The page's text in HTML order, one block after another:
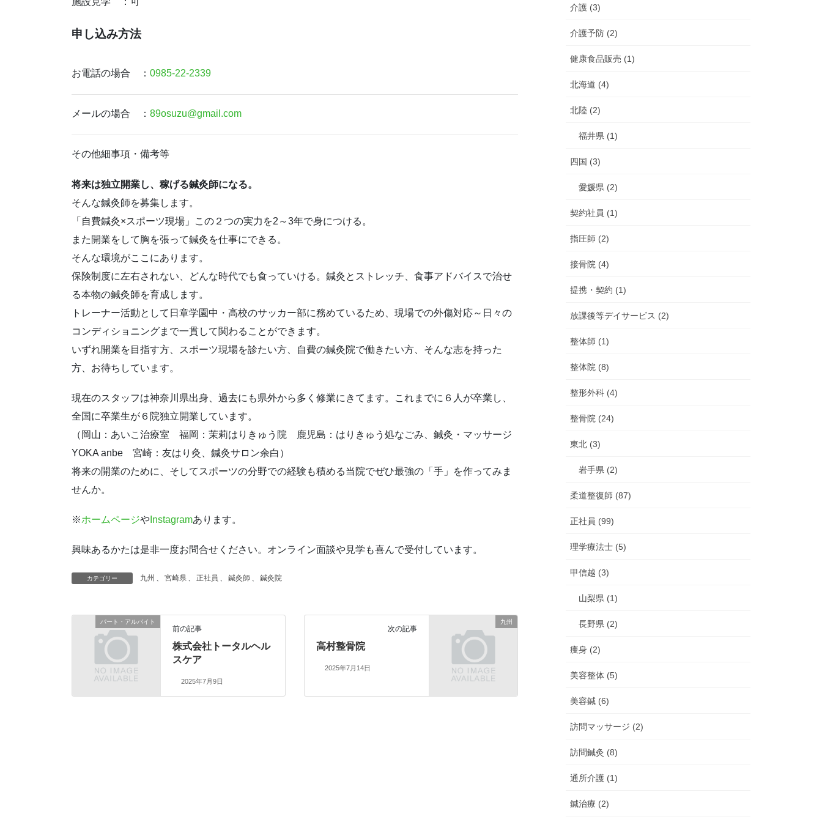
申し込み方法
お電話の場合 ： 0985-22-2339
メールの場合 ： 89osuzu@gmail.com
その他細事項・備考等
将来は独立開業し、稼げる鍼灸師になる。
そんな鍼灸師を募集します。
「自費鍼灸×スポーツ現場」この２つの実力を2～3年で身につける。
また開業をして胸を張って鍼灸を仕事にできる。
そんな環境がここにあります。
保険制度に左右されない、どんな時代でも食っていける。鍼灸とストレッチ、食事アドバイスで治せ
る本物の鍼灸師を育成します。
トレーナー活動として日章学園中・高校のサッカー部に務めているため、現場での外傷対応～日々の
コンディショニングまで一貫して関わることができます。
いずれ開業を目指す方、スポーツ現場を診たい方、自費の鍼灸院で働きたい方、そんな志を持った
方、お待ちしています。
現在のスタッフは神奈川県出身、過去にも県外から多く修業にきてます。これまでに６人が卒業し、
全国に卒業生が６院独立開業しています。
（岡山：あいこ治療室 福岡：茉莉はりきゅう院 鹿児島：はりきゅう処なごみ、鍼灸・マッサージ
YOKA anbe 宮崎：友はり灸、鍼灸サロン余白）
将来の開業のために、そしてスポーツの分野での経験も積める当院でぜひ最強の「手」を作ってみま
せんか。
※ホームページや Instagramあります。
興味あるかたは是非一度お問合せください。オンライン面談や見学も喜んで受付しています。
カテゴリー 九州 、 宮崎県 、 正社員 、 鍼灸師 、 鍼灸院
パート・アルバイト
前の記事
株式会社トータルヘル
スケア
2025年7月9日
九州
次の記事
高村整骨院
2025年7月14日
介護 (3)
介護予防 (2)
健康食品販売 (1)
北海道 (4)
北陸 (2)
福井県 (1)
四国 (3)
愛媛県 (2)
契約社員 (1)
指圧師 (2)
接骨院 (4)
提携・契約 (1)
放課後等デイサービス (2)
整体師 (1)
整体院 (8)
整形外科 (4)
整骨院 (24)
東北 (3)
岩手県 (2)
柔道整復師 (87)
正社員 (99)
理学療法士 (5)
甲信越 (3)
山梨県 (1)
長野県 (2)
痩身 (2)
美容整体 (5)
美容鍼 (6)
訪問マッサージ (2)
訪問鍼灸 (8)
通所介護 (1)
鍼治療 (2)